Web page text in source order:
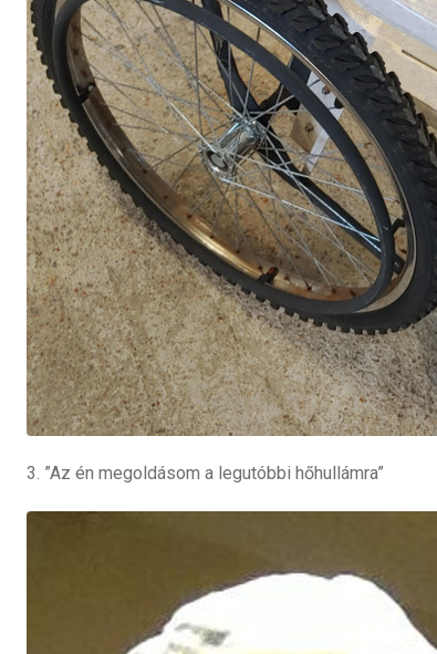
3. ”Az én megoldásom a legutóbbi hőhullámra”